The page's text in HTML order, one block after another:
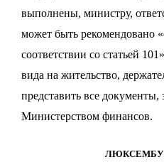
выполнены, министру,
может быть рекомендовано
соответствии со статьей
вида на жительство,
представить все
Министерством финансов.